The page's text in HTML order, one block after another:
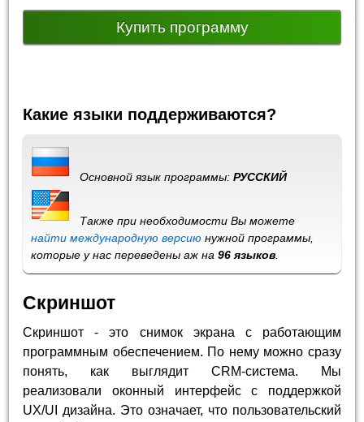
Купить программу
Какие языки поддерживаются?
Основной язык программы:РУССКИЙ
Также при необходимости Вы можете
найти международную версию нужной программы,
которые у нас переведены аж на96 языков
Скриншот
Скриншот - это снимок экрана с работающим
программным обеспечением. По нему можно сразу
понять, как выглядит CRM-система. Мы
реализовали оконный интерфейс с поддержкой
UX/UI дизайна. Это означает, что пользовательский